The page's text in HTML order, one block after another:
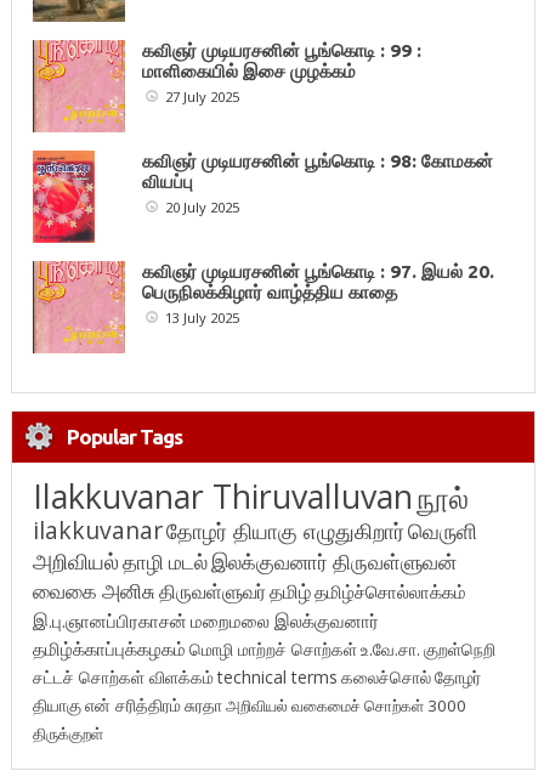
கவிஞர் முடியரசனின் பூங்கொடி : 99 :
மாளிகையில் இசை முழக்கம்
27 July 2025
கவிஞர் முடியரசனின் பூங்கொடி : 98: கோமகன்
வியப்பு
20 July 2025
கவிஞர் முடியரசனின் பூங்கொடி : 97. இயல் 20.
பெருநிலக்கிழார் வாழ்த்திய காதை
13 July 2025
Popular Tags
Ilakkuvanar Thiruvalluvanநூல்
ilakkuvanarதோழர் தியாகு எழுதுகிறார்வெருளி
அறிவியல்தாழி மடல்இலக்குவனார் திருவள்ளுவன்
வைகை அனிசுதிருவள்ளுவர்தமிழ்தமிழ்ச்சொல்லாக்கம்
இ.பு.ஞானப்பிரகாசன் மறைமலை இலக்குவனார்
தமிழ்க்காப்புக்கழகம் மொழி மாற்றச் சொற்கள்உ.வே.சா. குறள்நெறி
சட்டச் சொற்கள் விளக்கம்technical terms கலைச்சொல்தோழர்
தியாகுஎன் சரித்திரம்சுரதாஅறிவியல் வகைமைச் சொற்கள் 3000
திருக்குறள்